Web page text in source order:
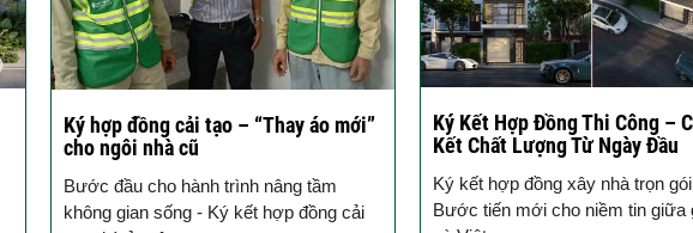
Ký hợp đồng cải tạo – “Thay áo mới”
cho ngôi nhà cũ
Bước đầu cho hành trình nâng tầm
không gian sống - Ký kết hợp đồng cải
Ký Kết Hợp Đồng Thi Công –
Kết Chất Lượng Từ Ngày Đầu
Ký kết hợp đồng xây nhà trọn
Bước tiến mới cho niềm tin giữa